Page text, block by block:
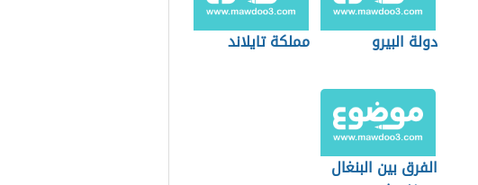
دولة البيرو مملكة تايلاند
الفرق بين البنغال